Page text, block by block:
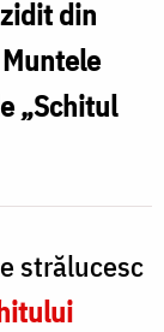
din
„Schitul
strălucesc